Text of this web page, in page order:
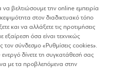
© 2026
Χρήσης
στον Διαδικτυακό Τόπο
βελτιώσουμε την online εμπειρία
στον διαδικτυακό τόπο
και να αλλάξετε τις προτιμήσεις
εξαίρεση όσα είναι τεχνικώς
σύνδεσμο «Ρυθμίσεις cookies».
δίνετε τη συγκατάθεσή σας
με τα προβλεπόμενα στην